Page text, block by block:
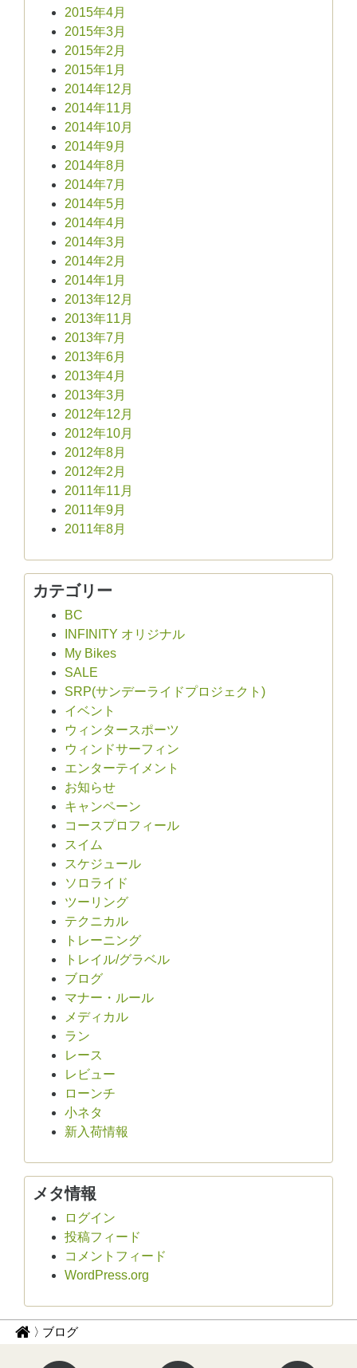
2015年4月
2015年3月
2015年2月
2015年1月
2014年12月
2014年11月
2014年10月
2014年9月
2014年8月
2014年7月
2014年5月
2014年4月
2014年3月
2014年2月
2014年1月
2013年12月
2013年11月
2013年7月
2013年6月
2013年4月
2013年3月
2012年12月
2012年10月
2012年8月
2012年2月
2011年11月
2011年9月
2011年8月
カテゴリー
BC
INFINITY オリジナル
My Bikes
SALE
SRP(サンデーライドプロジェクト)
イベント
ウィンタースポーツ
ウィンドサーフィン
エンターテイメント
お知らせ
キャンペーン
コースプロフィール
スイム
スケジュール
ソロライド
ツーリング
テクニカル
トレーニング
トレイル/グラベル
ブログ
マナー・ルール
メディカル
ラン
レース
レビュー
ローンチ
小ネタ
新入荷情報
メタ情報
ログイン
投稿フィード
コメントフィード
WordPress.org
パ サブログ